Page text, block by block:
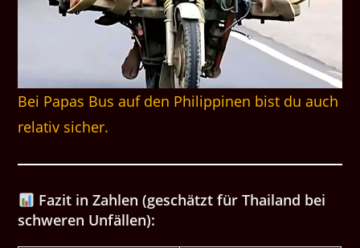
Bei Papas Bus auf den Philippinen bist du auch
relativ sicher.
Fazit in Zahlen (geschätzt für Thailand bei
schweren Unfällen):